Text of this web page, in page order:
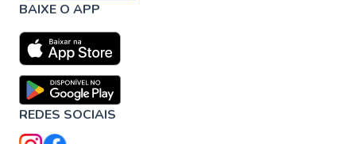
BAIXE O APP
REDES SOCIAIS